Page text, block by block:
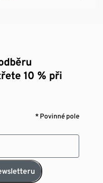
10 % při
* Povinné pole